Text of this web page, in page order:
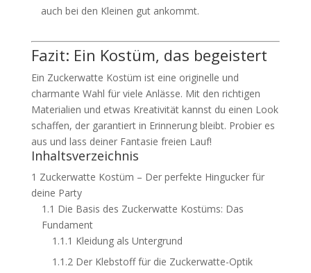
auch bei den Kleinen gut ankommt.
Fazit: Ein Kostüm, das begeistert
Ein Zuckerwatte Kostüm ist eine originelle und
charmante Wahl für viele Anlässe. Mit den richtigen
Materialien und etwas Kreativität kannst du einen Look
schaffen, der garantiert in Erinnerung bleibt. Probier es
aus und lass deiner Fantasie freien Lauf!
Inhaltsverzeichnis
1 Zuckerwatte Kostüm – Der perfekte Hingucker für
deine Party
1.1 Die Basis des Zuckerwatte Kostüms: Das
Fundament
1.1.1 Kleidung als Untergrund
1.1.2Der Klebstoff für die Zuckerwatte-Optik